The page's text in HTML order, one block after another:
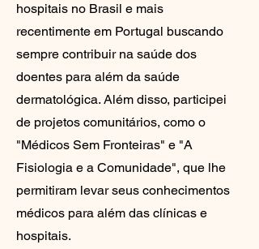
hospitais no Brasil e mais
recentimente em Portugal buscando
sempre contribuir na saúde dos
doentes para além da saúde
dermatológica. Além disso, participei
de projetos comunitários, como o
"Médicos Sem Fronteiras" e "A
Fisiologia e a Comunidade", que lhe
permitiram levar seus conhecimentos
médicos para além das clínicas e
hospitais.